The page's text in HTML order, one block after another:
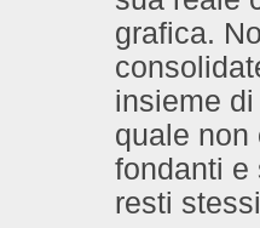
grafica.
insieme
quale non
fondanti e
resti